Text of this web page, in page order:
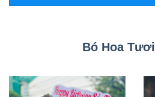
Bó Hoa Tươi